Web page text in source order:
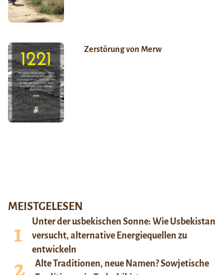
Zerstörung von Merw
MEISTGELESEN
Unter der usbekischen Sonne: Wie Usbekistan
versucht, alternative Energiequellen zu
entwickeln
Alte Traditionen, neue Namen? Sowjetische